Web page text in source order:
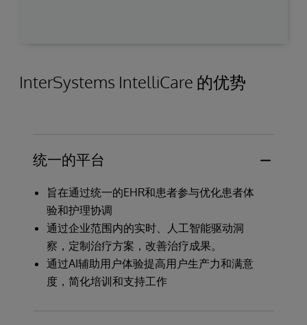
InterSystems IntelliCare 的优势
统一的平台
旨在通过统一的EHR和患者参与优化患者体
验和护理协调
通过企业范围内的实时、人工智能驱动洞
察，定制治疗方案，改善治疗成果。
通过AI辅助用户体验提高用户生产力和满意
度，简化培训和支持工作